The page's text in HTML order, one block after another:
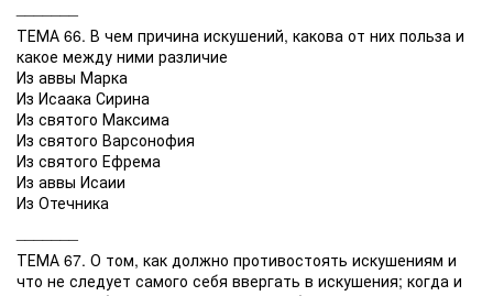
ТЕМА 66. В чем причина искушений, какова от них польза и
какое между ними различие
Из аввы Марка
Из Исаака Сирина
Из святого Максима
Из святого Варсонофия
Из святого Ефрема
Из аввы Исаии
Из Отечника
ТЕМА 67. О том, как должно противостоять искушениям и
что не следует самого себя ввергать в искушения; когда и